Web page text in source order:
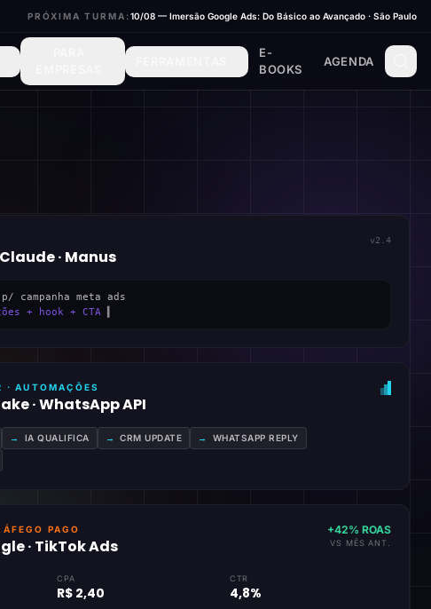
PRÓXIMA TURMA:10/08 — Imersão Google Ads: Do Básico ao Avançado · São Paulo
E-
BOOKS
AGENDA
· Manus
v2.4
campanha meta ads
+ hook + CTA
AUTOMAÇÕES
· WhatsApp API
→ IA QUALIFICA → CRM UPDATE → WHATSAPP REPLY
PAGO
· TikTok Ads
+42% ROAS
VS MÊS ANT.
CPA
R$ 2,40
CTR
4,8%